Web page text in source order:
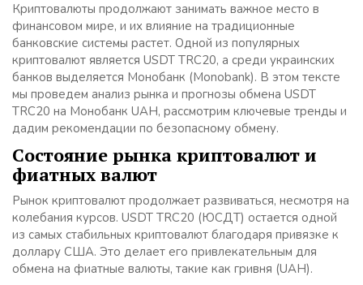
Криптовалюты продолжают занимать важное место в
финансовом мире, и их влияние на традиционные
банковские системы растет. Одной из популярных
криптовалют является USDT TRC20, а среди украинских
банков выделяется Монобанк (Monobank). В этом тексте
мы проведем анализ рынка и прогнозы обмена USDT
TRC20 на Монобанк UAH, рассмотрим ключевые тренды и
дадим рекомендации по безопасному обмену.
Состояние рынка криптовалют и
фиатных валют
Рынок криптовалют продолжает развиваться, несмотря на
колебания курсов. USDT TRC20 (ЮСДТ) остается одной
из самых стабильных криптовалют благодаря привязке к
доллару США. Это делает его привлекательным для
обмена на фиатные валюты, такие как гривня (UAH).